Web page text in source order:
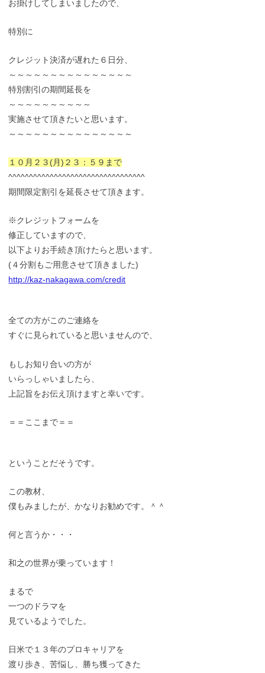
お掛けしてしまいましたので、
特別に
クレジット決済が遅れた６日分、
～～～～～～～～～～～～～～～
特別割引の期間延長を
～～～～～～～～～～
実施させて頂きたいと思います。
～～～～～～～～～～～～～～～
１０月２３(月)２３：５９まで
^^^^^^^^^^^^^^^^^^^^^^^^^^^^^^^^^
期間限定割引を延長させて頂きます。
※クレジットフォームを
修正していますので、
以下よりお手続き頂けたらと思います。
(４分割もご用意させて頂きました)
http://kaz-nakagawa.com/credit
全ての方がこのご連絡を
すぐに見られていると思いませんので、
もしお知り合いの方が
いらっしゃいましたら、
上記旨をお伝え頂けますと幸いです。
＝＝ここまで＝＝
ということだそうです。
この教材、
僕もみましたが、かなりお勧めです。＾＾
何と言うか・・・
和之の世界が乗っています！
まるで
一つのドラマを
見ているようでした。
日米で１３年のプロキャリアを
渡り歩き、苦悩し、勝ち獲ってきた